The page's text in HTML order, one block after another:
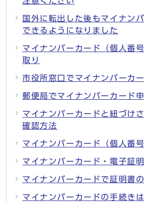
国外に転出した後もマイナン
できるようになりました
マイナンバーカード（個人番
取り
市役所窓口でマイナンバーカ
郵便局でマイナンバーカード
マイナンバーカードと紐づけ
確認方法
マイナンバーカード（個人番
マイナンバーカード・電子証
マイナンバーカードで証明書
マイナンバーカードの手続き